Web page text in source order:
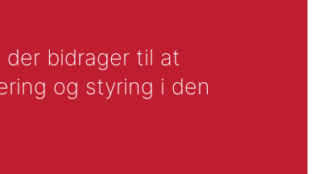
bidrager til at
og styring i den